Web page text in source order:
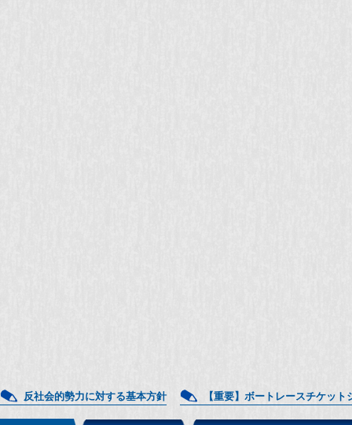
反社会的勢力に対する基本方針 【重要】ボートレースチケッ